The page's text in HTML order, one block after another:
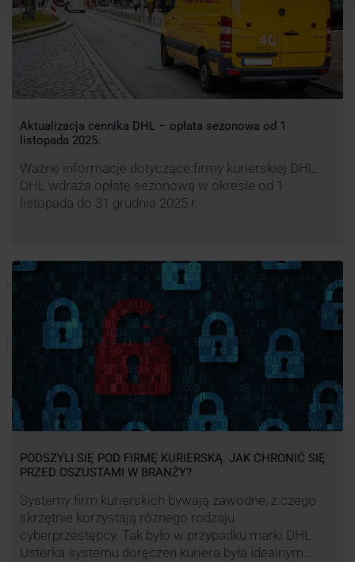
Aktualizacja cennika DHL – opłata sezonowa od 1
listopada 2025.
Ważne informacje dotyczące firmy kurierskiej DHL.
DHL wdraża opłatę sezonową w okresie od 1
listopada do 31 grudnia 2025 r.
PODSZYLI SIĘ POD FIRMĘ KURIERSKĄ. JAK CHRONIĆ SIĘ
PRZED OSZUSTAMI W BRANŻY?
Systemy firm kurierskich bywają zawodne, z czego
skrzętnie korzystają różnego rodzaju
cyberprzestępcy. Tak było w przypadku marki DHL.
Usterka systemu doręczeń kuriera była idealnym